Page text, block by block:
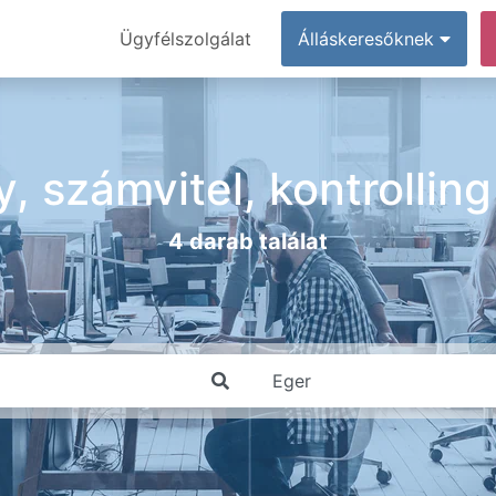
Ügyfélszolgálat Álláskeresőknek
számvitel,
4 darab találat